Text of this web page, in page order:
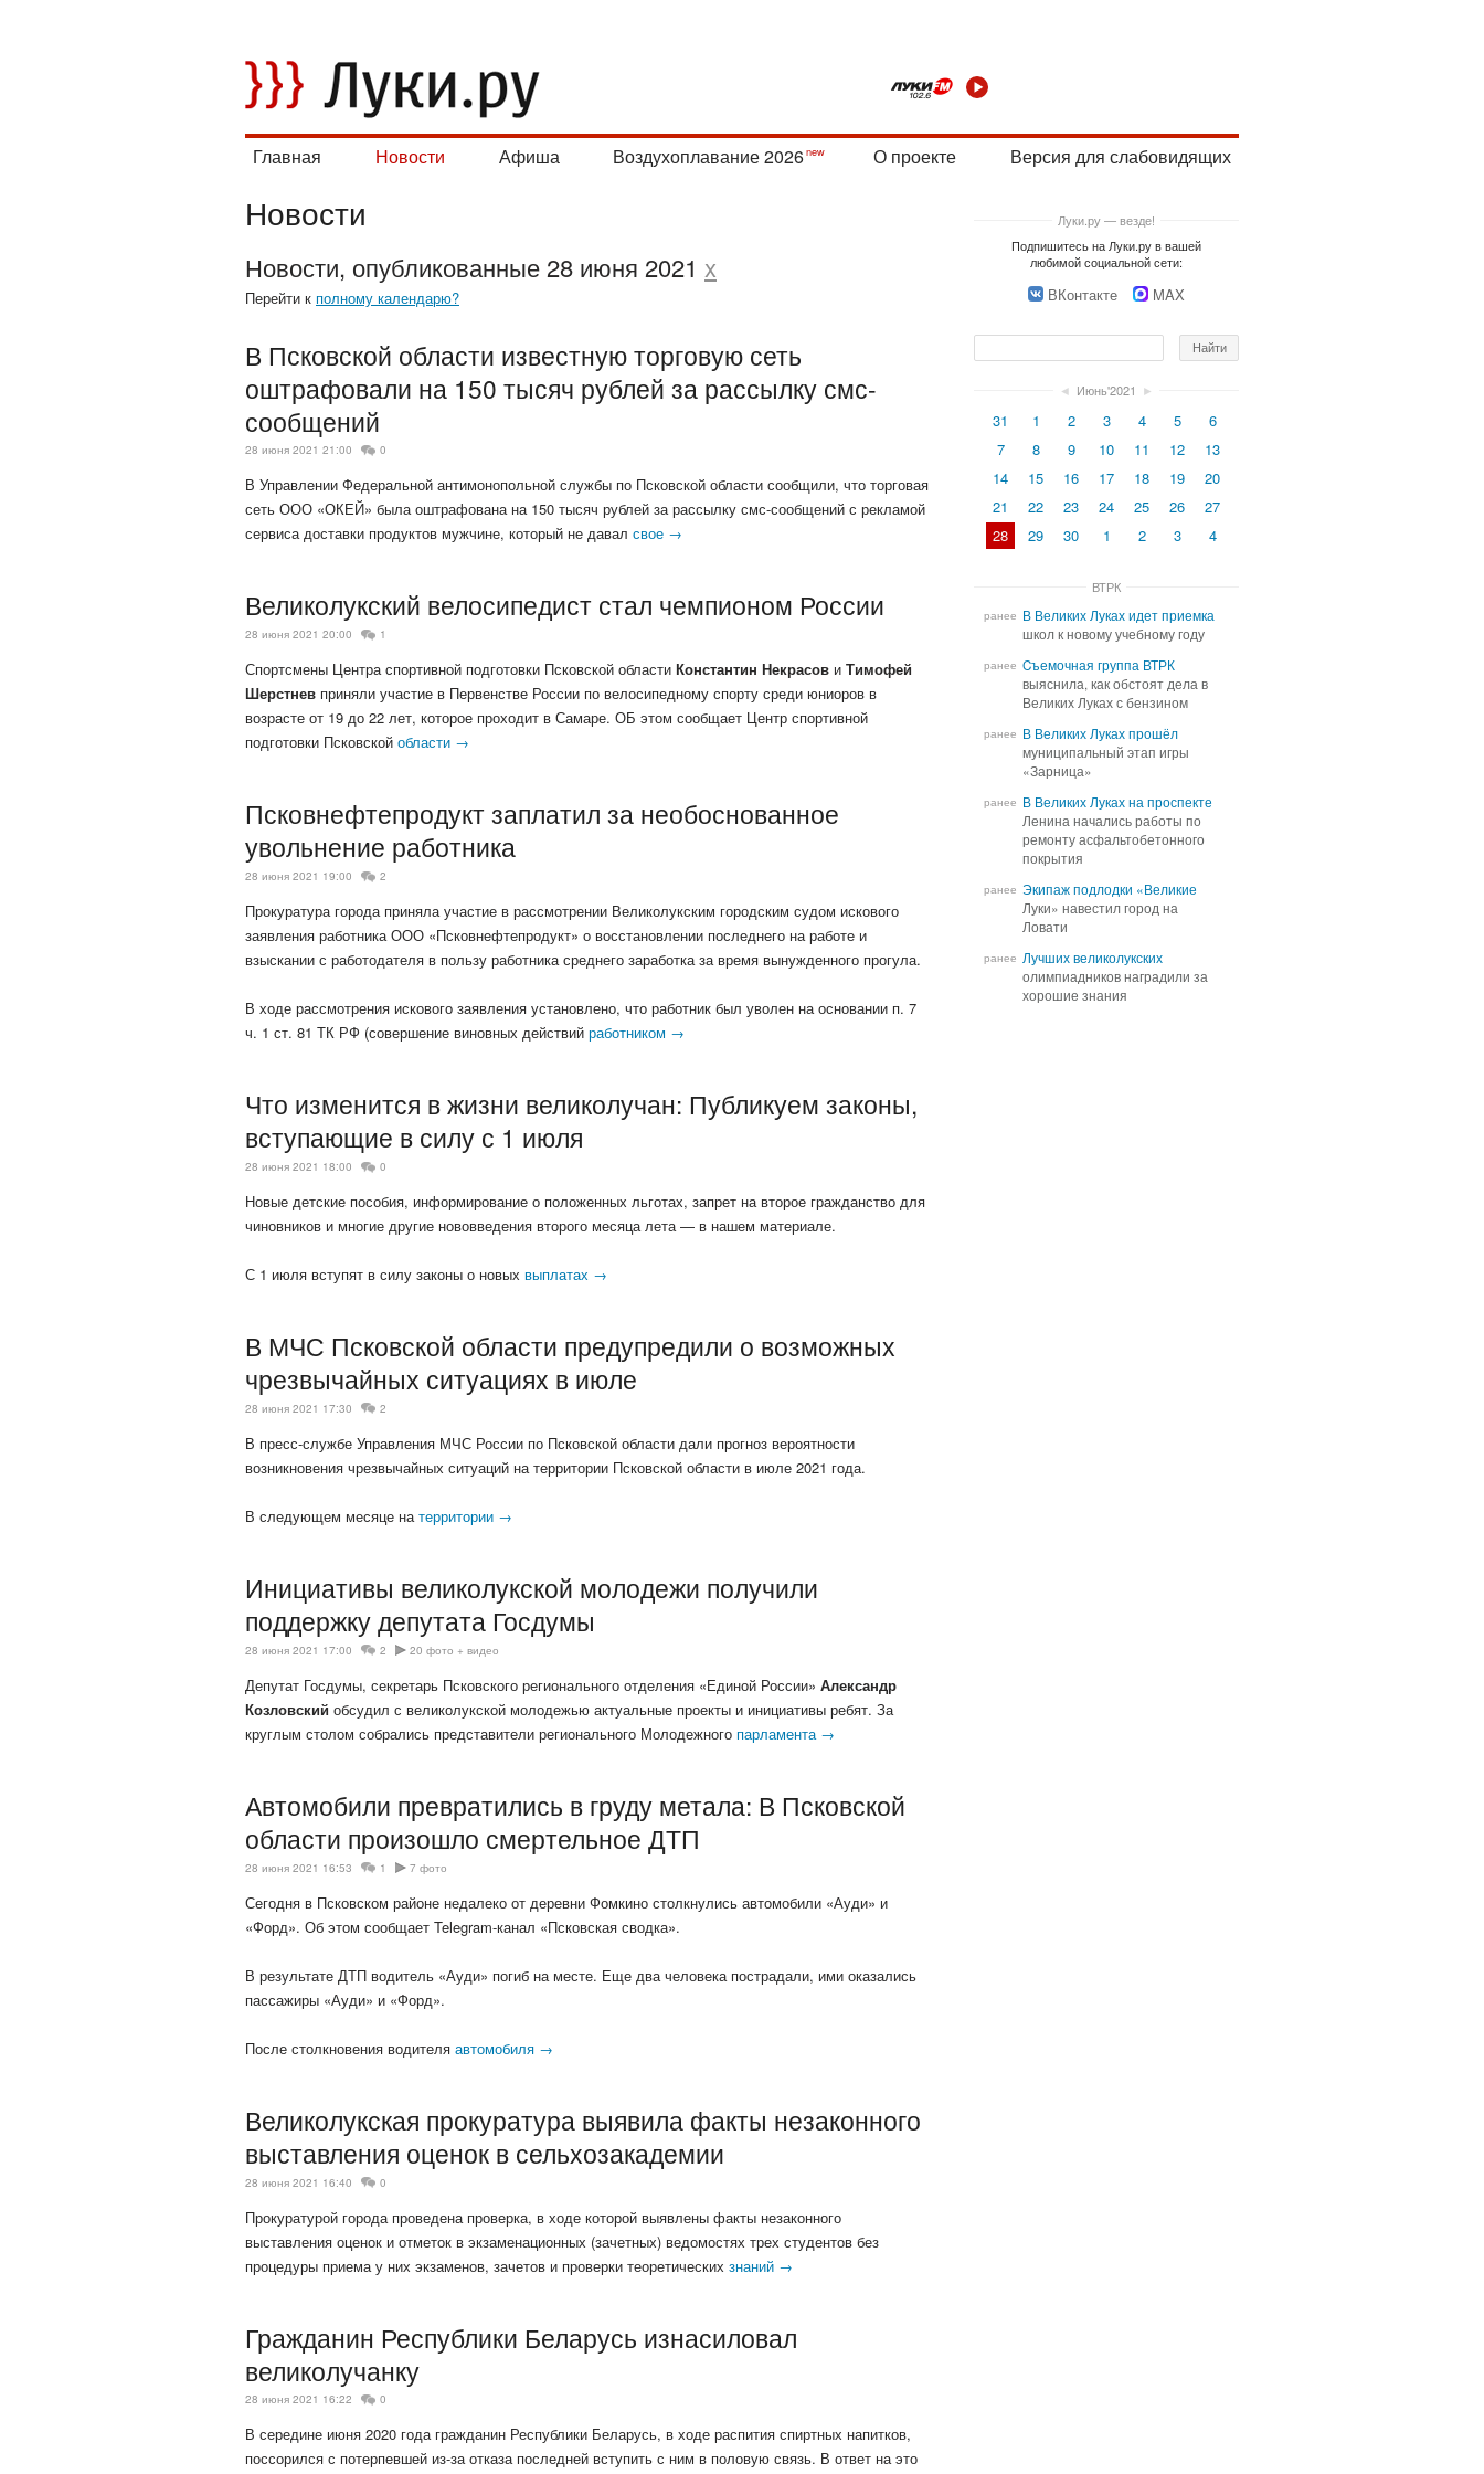
Главная Новости Афиша Воздухоплавание 2026 О проекте Версия для слабовидящих
Новости
Новости, опубликованные 28 июня 2021 x
Перейти к полному календарю?
В Псковской области известную торговую сеть
оштрафовали на 150 тысяч рублей за рассылку смс-
сообщений
28 июня 2021 21:00 0
В Управлении Федеральной антимонопольной службы по Псковской области сообщили, что торговая
сеть ООО «ОКЕЙ» была оштрафована на 150 тысяч рублей за рассылку смс-сообщений с рекламой
сервиса доставки продуктов мужчине, который не давал свое →
Великолукский велосипедист стал чемпионом России
28 июня 2021 20:00 1
Спортсмены Центра спортивной подготовки Псковской области Константин Некрасов и Тимофей
Шерстнев приняли участие в Первенстве России по велосипедному спорту среди юниоров в
возрасте от 19 до 22 лет, которое проходит в Самаре. ОБ этом сообщает Центр спортивной
подготовки Псковской области →
Псковнефтепродукт заплатил за необоснованное
увольнение работника
28 июня 2021 19:00 2
Прокуратура города приняла участие в рассмотрении Великолукским городским судом искового
заявления работника ООО «Псковнефтепродукт» о восстановлении последнего на работе и
взыскании с работодателя в пользу работника среднего заработка за время вынужденного прогула.
В ходе рассмотрения искового заявления установлено, что работник был уволен на основании п. 7
ч. 1 ст. 81 ТК РФ (совершение виновных действий работником →
Что изменится в жизни великолучан: Публикуем законы,
вступающие в силу с 1 июля
28 июня 2021 18:00 0
Новые детские пособия, информирование о положенных льготах, запрет на второе гражданство для
чиновников и многие другие нововведения второго месяца лета — в нашем материале.
С 1 июля вступят в силу законы о новых выплатах →
В МЧС Псковской области предупредили о возможных
чрезвычайных ситуациях в июле
28 июня 2021 17:30 2
В пресс-службе Управления МЧС России по Псковской области дали прогноз вероятности
возникновения чрезвычайных ситуаций на территории Псковской области в июле 2021 года.
В следующем месяце натерритории →
Инициативы великолукской молодежи получили
поддержку депутата Госдумы
28 июня 2021 17:00 2 20 фото + видео
Депутат Госдумы, секретарь Псковского регионального отделения «Единой России» Александр
Козловский обсудил с великолукской молодежью актуальные проекты и инициативы ребят. За
круглым столом собрались представители регионального Молодежного парламента →
Автомобили превратились в груду метала: В Псковской
области произошло смертельное ДТП
28 июня 2021 16:53 1 7 фото
Сегодня в Псковском районе недалеко от деревни Фомкино столкнулись автомобили «Ауди» и
«Форд». Об этом сообщает Telegram-канал «Псковская сводка».
В результате ДТП водитель «Ауди» погиб на месте. Еще два человека пострадали, ими оказались
пассажиры «Ауди» и «Форд».
После столкновения водителя автомобиля →
Великолукская прокуратура выявила факты незаконного
выставления оценок в сельхозакадемии
28 июня 2021 16:40 0
Прокуратурой города проведена проверка, в ходе которой выявлены факты незаконного
выставления оценок и отметок в экзаменационных (зачетных) ведомостях трех студентов без
процедуры приема у них экзаменов, зачетов и проверки теоретических знаний →
Гражданин Республики Беларусь изнасиловал
великолучанку
28 июня 2021 16:22 0
В середине июня 2020 года гражданин Республики Беларусь, в ходе распития спиртных напитков,
поссорился с потерпевшей из-за отказа последней вступить с ним в половую связь. В ответ на это
Луки.ру — везде!
Подпишитесь на Луки.ру в вашей
любимой социальной сети:
ВКонтакте MAX
◄ Июнь'2021 ►
31 1 2 3 4 5
6
7
8 9 10 11 12
13
14
15 16 17 18 19
20
21
22 23 24 25 26
27
28
29 30 1 2 3 4
ВТРК
ранее В Великих Луках идет приемка
школ к новому учебному году
В Великих Луках идет приемка
школ к новому учебному году
ранее Cъемочная группа ВТРК
выяснила, как обстоят дела в
Великих Луках с бензином
Cъемочная группа ВТРК
выяснила, как обстоят дела в
Великих Луках с бензином
ранее В Великих Луках прошёл
муниципальный этап игры
«Зарница»
В Великих Луках прошёл
муниципальный этап игры
«Зарница»
ранее В Великих Луках на проспекте
Ленина начались работы по
ремонту асфальтобетонного
покрытия
В Великих Луках на проспекте
Ленина начались работы по
ремонту асфальтобетонного
покрытия
ранее Экипаж подлодки «Великие
Луки» навестил город на
Ловати
Экипаж подлодки «Великие
Луки» навестил город на
Ловати
ранее Лучших великолукских
олимпиадников наградили за
хорошие знания
Лучших великолукских
олимпиадников наградили за
хорошие знания